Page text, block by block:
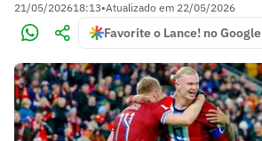
21/05/202618:13•Atualizado em 22/05/2026
Favorite o Lance! no Google